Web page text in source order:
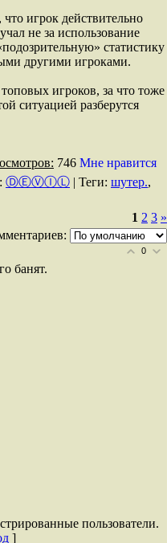
игрок действительно
не за использование
статистику
другими игроками.
игроков, за что тоже
ситуацией разберутся
746 Мне нравится
: ⒹⒺⓋⒾⓁ | Теги: шутер.,
1 2 3 »
0
банят.
пользователи.
]